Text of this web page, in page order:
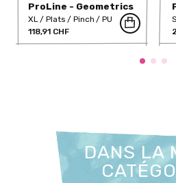
ProLine - Geometrics
4 (PU)
XL Plats Pinch
PU
118,91 CHF
S
DANS LA